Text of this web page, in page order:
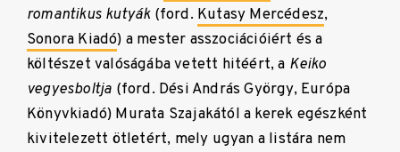
romantikus kutyák(ford. Kutasy Mercédesz,
Sonora Kiadó) a mester asszociációiért és a
költészet valóságába vetett hitéért, a Keiko
vegyesboltja (ford. Dési András György, Európa
Könyvkiadó) Murata Szajakától a kerek egészként
kivitelezett ötletért, mely ugyan a listára nem